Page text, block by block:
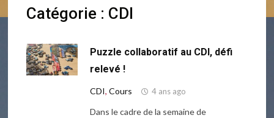
Catégorie : CDI
Puzzle collaboratif au CDI, défi
relevé !
CDI, Cours 4 ans ago
Dans le cadre de la semaine de